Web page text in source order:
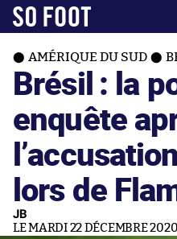
AMÉRIQUE DU SUD
Brésil : la
enquête
lors de
JB
LE MARDI 22 DÉCEMBRE